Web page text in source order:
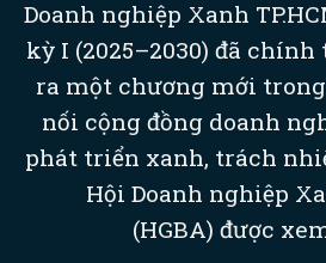
Doanh nghiệp Xanh
kỳ I (2025–2030) đã
ra một chương mới
nối cộng đồng doanh
phát triển xanh, trách
Hội Doanh nghiệp
(HGBA) được